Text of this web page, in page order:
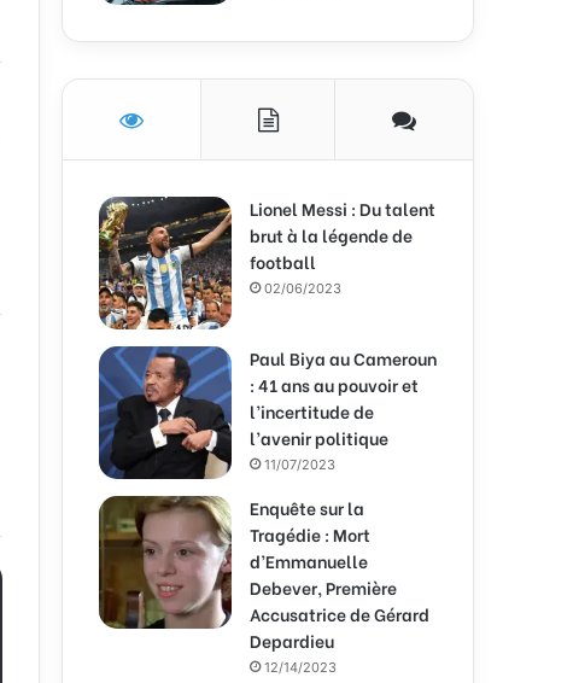
Lionel Messi : Du talent
brut à la légende de
football
02/06/2023
Paul Biya au Cameroun
: 41 ans au pouvoir et
l’incertitude de
l’avenir politique
11/07/2023
Enquête sur la
Tragédie : Mort
d’Emmanuelle
Debever, Première
Accusatrice de Gérard
Depardieu
12/14/2023